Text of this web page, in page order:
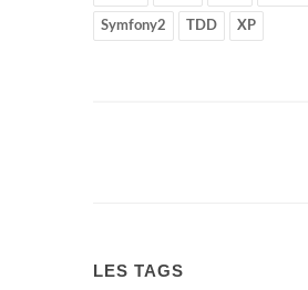
Symfony2 TDD XP
LES TAGS